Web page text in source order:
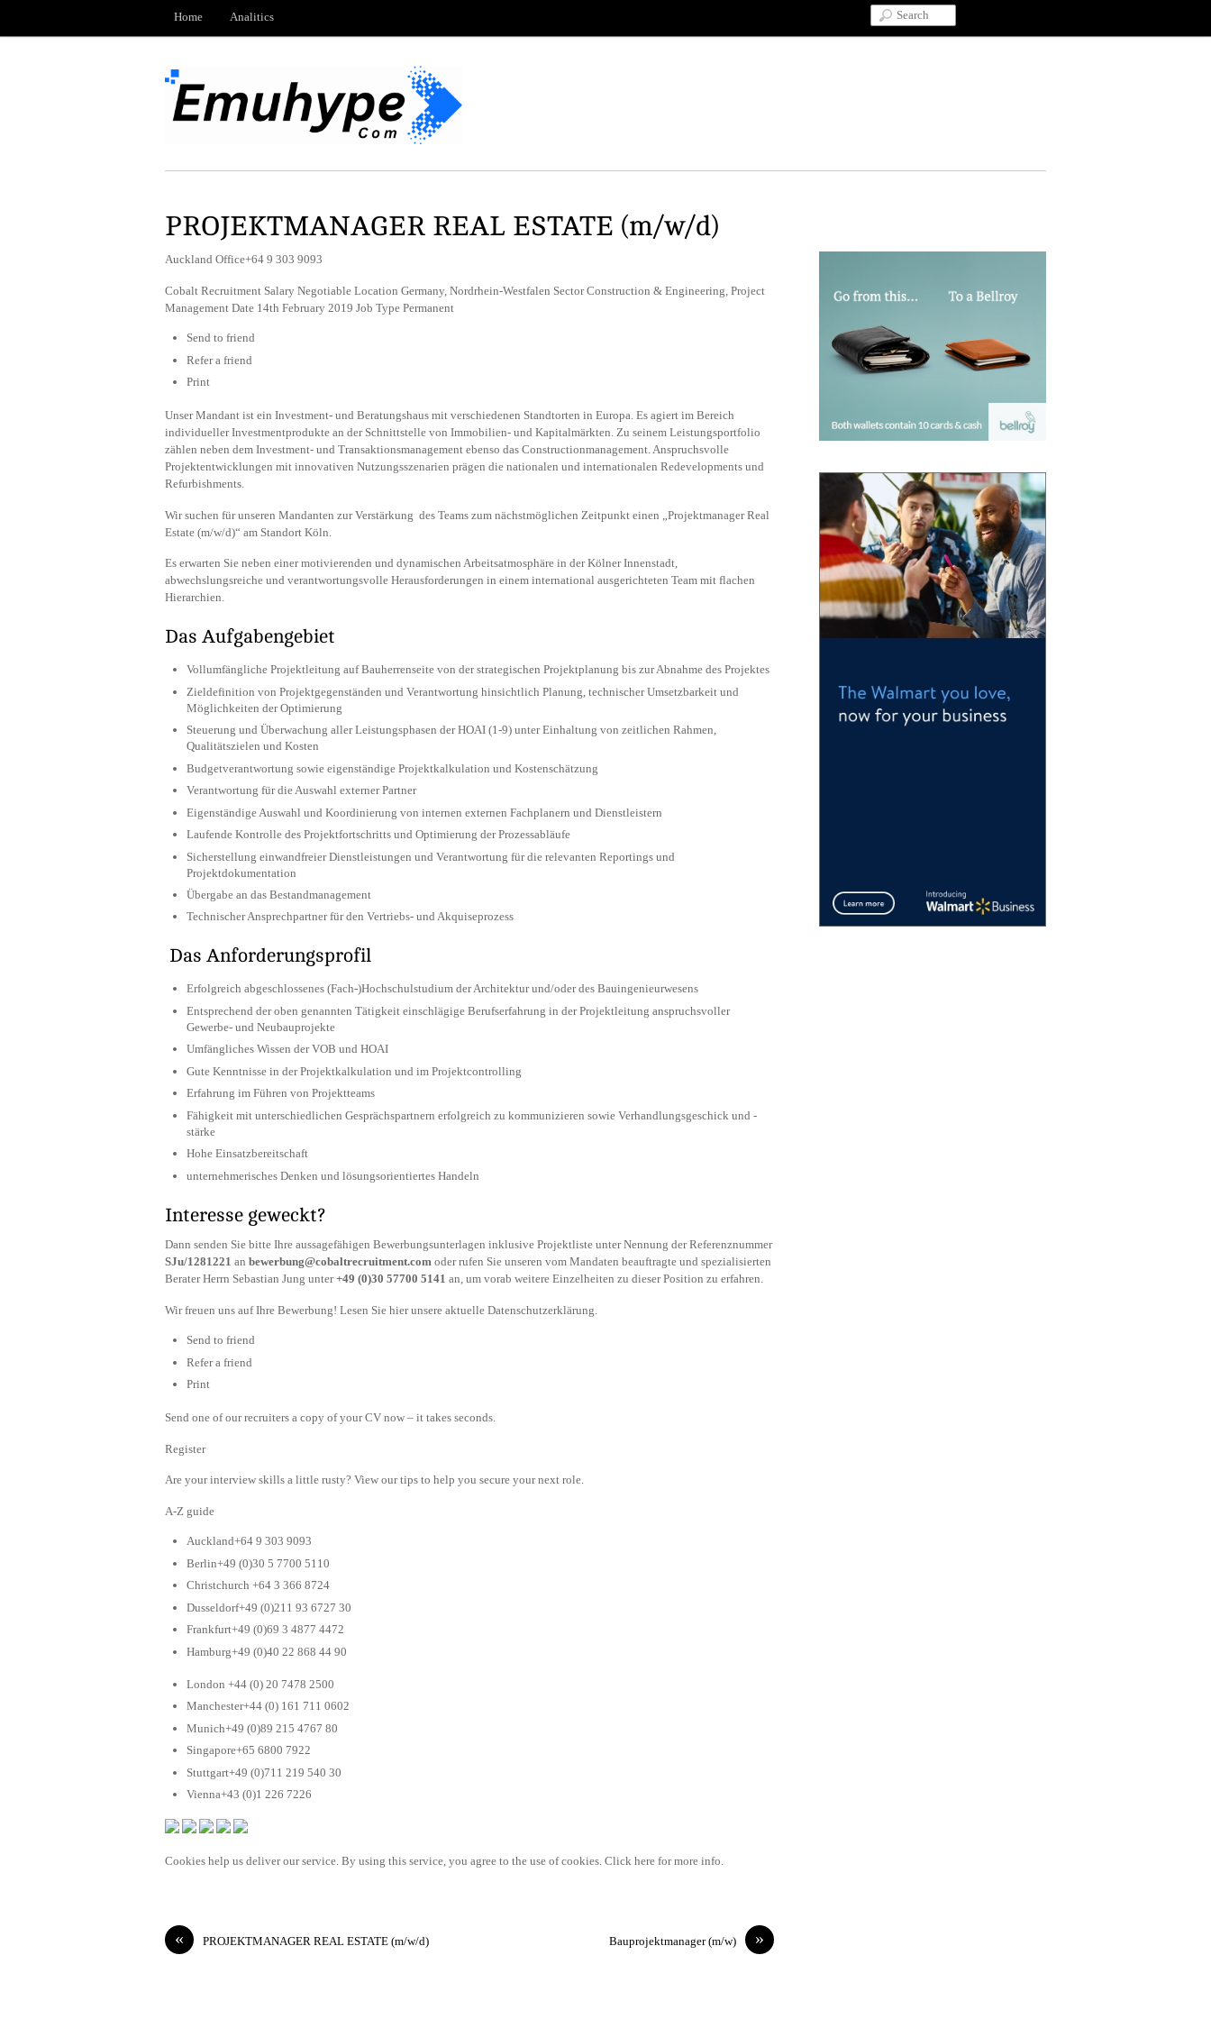
Home Analitics
PROJEKTMANAGER REAL ESTATE (m/w/d)
Auckland Office+64 9 303 9093
Cobalt Recruitment Salary Negotiable Location Germany, Nordrhein-Westfalen Sector Construction & Engineering, Project
Management Date 14th February 2019 Job Type Permanent
Send to friend
Refer a friend
Print
Unser Mandant ist ein Investment- und Beratungshaus mit verschiedenen Standtorten in Europa. Es agiert im Bereich
individueller Investmentprodukte an der Schnittstelle von Immobilien- und Kapitalmärkten. Zu seinem Leistungsportfolio
zählen neben dem Investment- und Transaktionsmanagement ebenso das Constructionmanagement. Anspruchsvolle
Projektentwicklungen mit innovativen Nutzungsszenarien prägen die nationalen und internationalen Redevelopments und
Refurbishments.
Wir suchen für unseren Mandanten zur Verstärkung des Teams zum nächstmöglichen Zeitpunkt einen „Projektmanager Real
Estate (m/w/d)“ am Standort Köln.
Es erwarten Sie neben einer motivierenden und dynamischen Arbeitsatmosphäre in der Kölner Innenstadt,
abwechslungsreiche und verantwortungsvolle Herausforderungen in einem international ausgerichteten Team mit flachen
Hierarchien.
Das Aufgabengebiet
Vollumfängliche Projektleitung auf Bauherrenseite von der strategischen Projektplanung bis zur Abnahme des Projektes
Zieldefinition von Projektgegenständen und Verantwortung hinsichtlich Planung, technischer Umsetzbarkeit und
Möglichkeiten der Optimierung
Steuerung und Überwachung aller Leistungsphasen der HOAI (1-9) unter Einhaltung von zeitlichen Rahmen,
Qualitätszielen und Kosten
Budgetverantwortung sowie eigenständige Projektkalkulation und Kostenschätzung
Verantwortung für die Auswahl externer Partner
Eigenständige Auswahl und Koordinierung von internen externen Fachplanern und Dienstleistern
Laufende Kontrolle des Projektfortschritts und Optimierung der Prozessabläufe
Sicherstellung einwandfreier Dienstleistungen und Verantwortung für die relevanten Reportings und
Projektdokumentation
Übergabe an das Bestandmanagement
Technischer Ansprechpartner für den Vertriebs- und Akquiseprozess
Das Anforderungsprofil
Erfolgreich abgeschlossenes (Fach-)Hochschulstudium der Architektur und/oder des Bauingenieurwesens
Entsprechend der oben genannten Tätigkeit einschlägige Berufserfahrung in der Projektleitung anspruchsvoller
Gewerbe- und Neubauprojekte
Umfängliches Wissen der VOB und HOAI
Gute Kenntnisse in der Projektkalkulation und im Projektcontrolling
Erfahrung im Führen von Projektteams
Fähigkeit mit unterschiedlichen Gesprächspartnern erfolgreich zu kommunizieren sowie Verhandlungsgeschick und -
stärke
Hohe Einsatzbereitschaft
unternehmerisches Denken und lösungsorientiertes Handeln
Interesse geweckt?
Dann senden Sie bitte Ihre aussagefähigen Bewerbungsunterlagen inklusive Projektliste unter Nennung der Referenznummer
SJu/1281221 an bewerbung@cobaltrecruitment.com oder rufen Sie unseren vom Mandaten beauftragte und spezialisierten
Berater Herrn Sebastian Jung unter+49 (0)30 57700 5141 an, um vorab weitere Einzelheiten zu dieser Position zu erfahren.
Wir freuen uns auf Ihre Bewerbung! Lesen Sie hier unsere aktuelle Datenschutzerklärung.
Send to friend
Refer a friend
Print
Send one of our recruiters a copy of your CV now – it takes seconds.
Register
Are your interview skills a little rusty? View our tips to help you secure your next role.
A-Z guide
Auckland+64 9 303 9093
Berlin+49 (0)30 5 7700 5110
Christchurch +64 3 366 8724
Dusseldorf+49 (0)211 93 6727 30
Frankfurt+49 (0)69 3 4877 4472
Hamburg+49 (0)40 22 868 44 90
London +44 (0) 20 7478 2500
Manchester+44 (0) 161 711 0602
Munich+49 (0)89 215 4767 80
Singapore+65 6800 7922
Stuttgart+49 (0)711 219 540 30
Vienna+43 (0)1 226 7226
Cookies help us deliver our service. By using this service, you agree to the use of cookies. Click here for more info.
« PROJEKTMANAGER REAL ESTATE (m/w/d) »
Bauprojektmanager (m/w)